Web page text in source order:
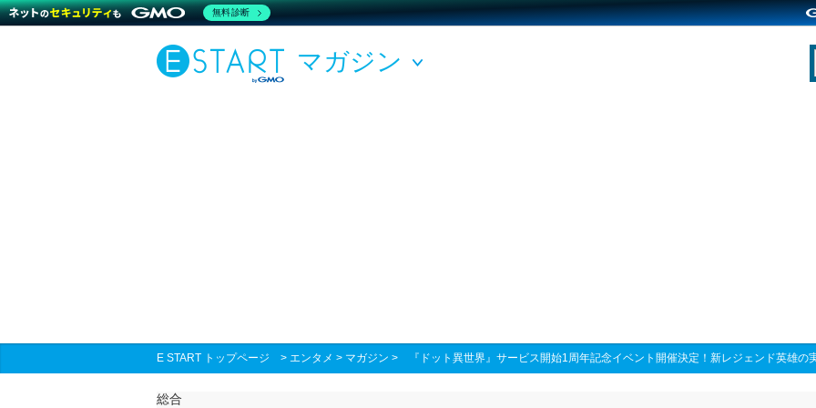
マガジン
E START トップページ > エンタメ > マガジン > 『ドット異世界』サービス開始1周年記念イベント開催決定！新レジェンド英雄の
総合
無料診断